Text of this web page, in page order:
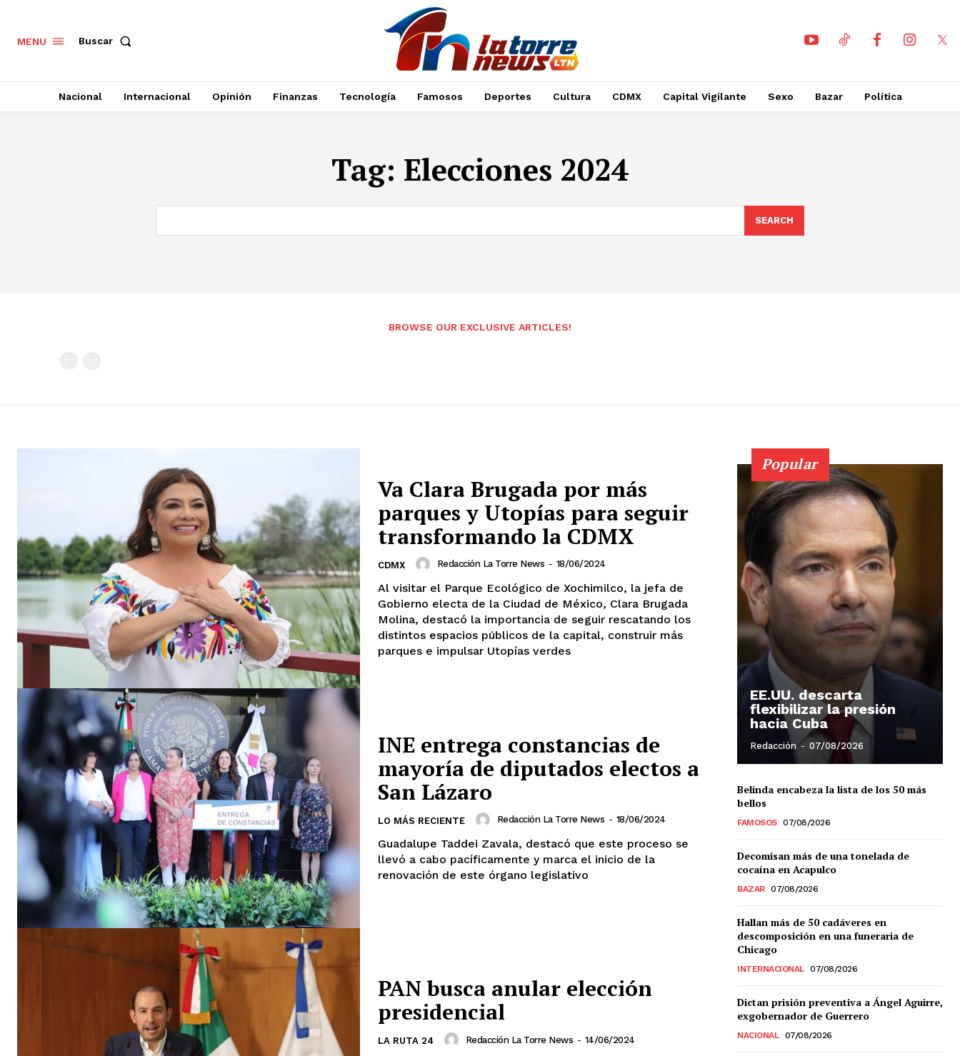
El Suplemento
Aguascalientes
Baja California Sur
Chihuahua
Ciudad de México
MENU Buscar
Nacional Internacional Opinión Finanzas Tecnología Famosos Deportes Cultura CDMX Capital Vigilante Sexo Bazar Política
Tag: Elecciones 2024
SEARCH
BROWSE OUR EXCLUSIVE ARTICLES!
Va Clara Brugada por más
parques y Utopías para seguir
transformando la CDMX
CDMX Redacción La Torre News - 18/06/2024
Al visitar el Parque Ecológico de Xochimilco, la jefa de
Gobierno electa de la Ciudad de México, Clara Brugada
Molina, destacó la importancia de seguir rescatando los
distintos espacios públicos de la capital, construir más
parques e impulsar Utopías verdes
INE entrega constancias de
mayoría de diputados electos a
San Lázaro
LO MÁS RECIENTE Redacción La Torre News - 18/06/2024
Guadalupe Taddei Zavala, destacó que este proceso se
llevó a cabo pacíficamente y marca el inicio de la
renovación de este órgano legislativo
PAN busca anular elección
presidencial
LA RUTA 24 Redacción La Torre News - 14/06/2024
Popular
EE.UU. descarta
flexibilizar la presión
hacia Cuba
Redacción - 07/08/2026
Belinda encabeza la lista de los 50 más
bellos
FAMOSOS 07/08/2026
Decomisan más de una tonelada de
cocaína en Acapulco
BAZAR 07/08/2026
Hallan más de 50 cadáveres en
descomposición en una funeraria de
Chicago
INTERNACIONAL 07/08/2026
Dictan prisión preventiva a Ángel Aguirre,
exgobernador de Guerrero
NACIONAL 07/08/2026